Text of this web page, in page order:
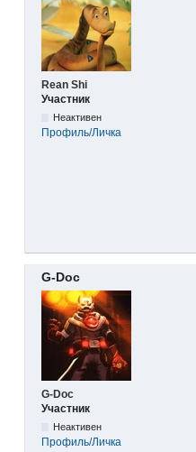
Rean Shi
Участник
Неактивен
Профиль/Личка
G-Doc
G-Doc
Участник
Неактивен
Профиль/Личка